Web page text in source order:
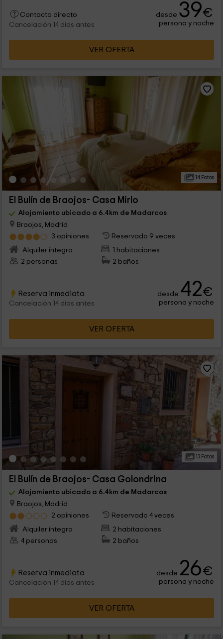
Contacto directo
Cancelación 14 días antes
desde 39€
persona y noche
VER OFERTA
14 Fotos
El Bulín de Braojos- Casa Mirlo
Alojamiento ubicado a 6.4km de Madarcos
Braojos, Madrid
3 opiniones
Reservado 9 veces
Alquiler íntegro
1 habitaciones
2 personas
2 baños
Reserva inmediata
Cancelación 14 días antes
desde 42€
persona y noche
VER OFERTA
13 Fotos
El Bulín de Braojos- Casa Golondrina
Alojamiento ubicado a 6.4km de Madarcos
Braojos, Madrid
2 opiniones
Reservado 4 veces
Alquiler íntegro
2 habitaciones
4 personas
2 baños
Reserva inmediata
Cancelación 14 días antes
desde 26€
persona y noche
VER OFERTA